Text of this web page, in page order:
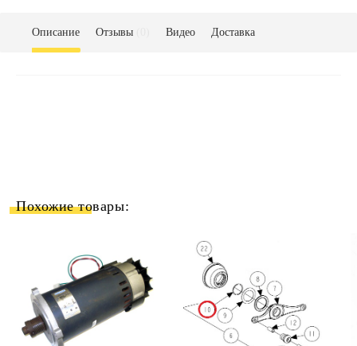
Описание Отзывы Видео Доставка
Похожие товары: